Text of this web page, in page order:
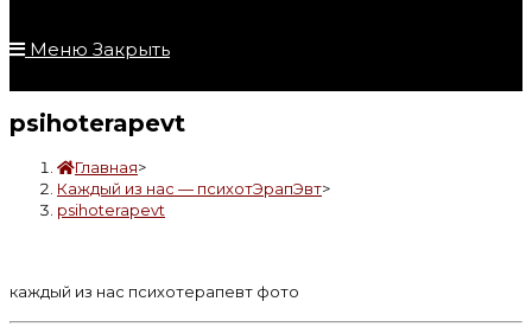
Меню Закрыть
psihoterapevt
Главная>
Каждый из нас — психотЭрапЭвт>
psihoterapevt
каждый из нас психотерапевт фото